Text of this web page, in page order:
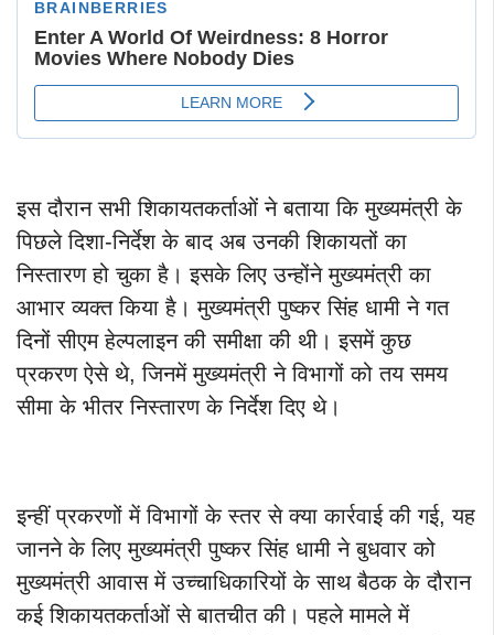
इस दौरान सभी शिकायतकर्ताओं ने बताया कि मुख्यमंत्री के
पिछले दिशा-निर्देश के बाद अब उनकी शिकायतों का
निस्तारण हो चुका है। इसके लिए उन्होंने मुख्यमंत्री का
आभार व्यक्त किया है। मुख्यमंत्री पुष्कर सिंह धामी ने गत
दिनों सीएम हेल्पलाइन की समीक्षा की थी। इसमें कुछ
प्रकरण ऐसे थे, जिनमें मुख्यमंत्री ने विभागों को तय समय
सीमा के भीतर निस्तारण के निर्देश दिए थे।
इन्हीं प्रकरणों में विभागों के स्तर से क्या कार्रवाई की गई, यह
जानने के लिए मुख्यमंत्री पुष्कर सिंह धामी ने बुधवार को
मुख्यमंत्री आवास में उच्चाधिकारियों के साथ बैठक के दौरान
कई शिकायतकर्ताओं से बातचीत की। पहले मामले में